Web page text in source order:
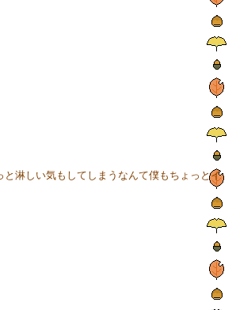
淋しい気もしてしまうなんて僕もちょっとイ